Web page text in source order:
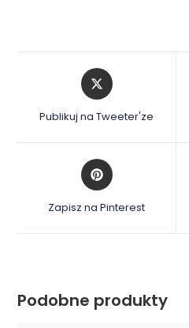
Opens
in
new
Publikuj na Tweeter'ze
Opens
in
new
Zapisz na Pinterest
Podobne produkty